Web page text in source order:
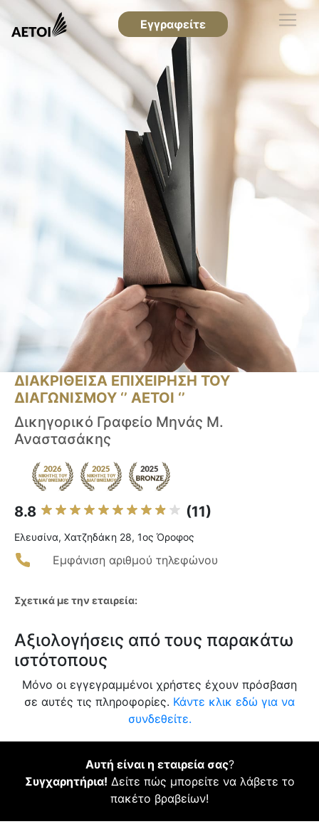
Εγγραφείτε
ΔΙΑΚΡΙΘΕΙΣΑ ΕΠΙΧΕΙΡΗΣΗ ΤΟΥ
ΔΙΑΓΩΝΙΣΜΟΥ ‘’ ΑΕΤΟΙ ‘’
Δικηγορικό Γραφείο Μηνάς Μ.
Αναστασάκης
8.8 (11)
Ελευσίνα, Χατζηδάκη 28, 1ος Όροφος
Εμφάνιση αριθμού τηλεφώνου
Σχετικά με την εταιρεία:
Αξιολογήσεις από τους παρακάτω
ιστότοπους
Μόνο οι εγγεγραμμένοι χρήστες έχουν πρόσβαση
σε αυτές τις πληροφορίες. Κάντε κλικ εδώ για να
συνδεθείτε.
Αυτή είναι η εταιρεία σας?
Συγχαρητήρια! Δείτε πώς μπορείτε να λάβετε το
πακέτο βραβείων!